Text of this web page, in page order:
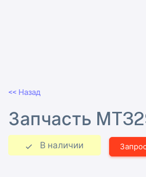
<< Назад
Запчасть
В наличии